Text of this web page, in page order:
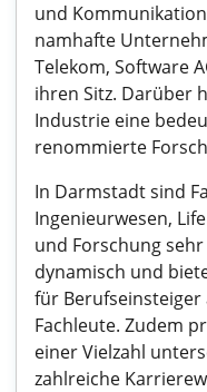
und
namhafte
Telekom, Software
ihren Sitz. Darüber
Industrie eine
renommierte
In Darmstadt sind
Ingenieurwesen,
und Forschung
dynamisch und
für
Fachleute. Zudem
einer Vielzahl
zahlreiche